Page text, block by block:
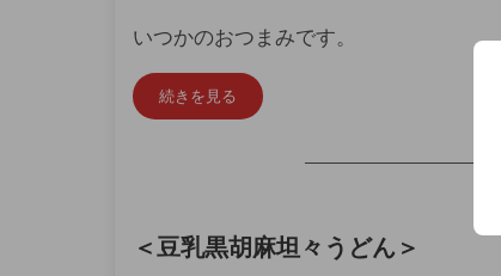
いつかのおつまみです。
続きを見る
＜豆乳黒胡麻坦々うどん ＞